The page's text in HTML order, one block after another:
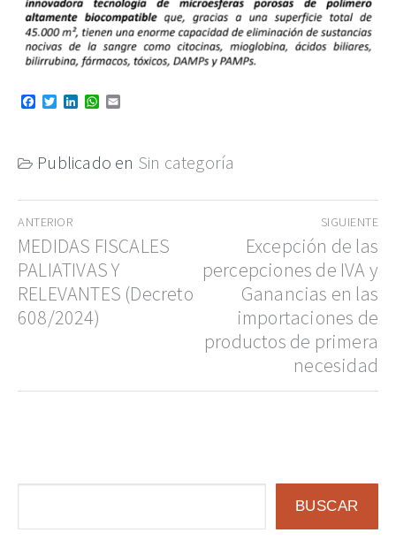
Facebook
TwitterLinkedInWhatsApp
Publicado en Sin categoría
Navegación
de
entradas
ANTERIOR
Entrada
anterior:
MEDIDAS FISCALES
PALIATIVAS Y
RELEVANTES (Decreto
608/2024)
SIGUIENTE
Entrada
siguiente:
Excepción de las
percepciones de IVA y
Ganancias en las
importaciones de
productos de primera
necesidad
BUSCAR